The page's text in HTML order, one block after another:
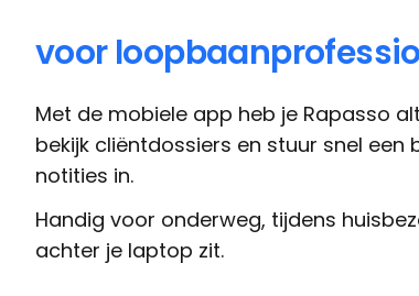
voor
Met de mobiele app heb je Rapasso
bekijk cliëntdossiers en stuur snel
notities in.
Handig voor onderweg, tijdens
achter je laptop zit.